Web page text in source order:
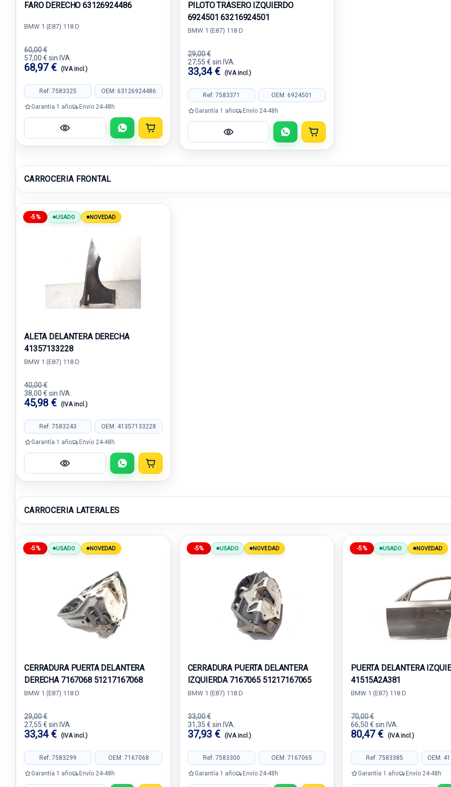
FARO DERECHO 63126924486
BMW 1 (E87) 118 D
60,00 €
57,00 € sin IVA.
68,97 € (IVA incl.)
Ref: 7583325 OEM: 63126924486
Garantía 1 año Envío 24-48h
PILOTO TRASERO IZQUIERDO
6924501 63216924501
BMW 1 (E87) 118 D
29,00 €
27,55 € sin IVA.
33,34 € (IVA incl.)
Ref: 7583371 OEM: 6924501
Garantía 1 año Envío 24-48h
CARROCERIA FRONTAL
-5% USADO NOVEDAD
ALETA DELANTERA DERECHA
41357133228
BMW 1 (E87) 118 D
40,00 €
38,00 € sin IVA.
45,98 € (IVA incl.)
Ref: 7583243 OEM: 41357133228
Garantía 1 año Envío 24-48h
CARROCERIA LATERALES
-5% USADO NOVEDAD
CERRADURA PUERTA DELANTERA
DERECHA 7167068 51217167068
BMW 1 (E87) 118 D
29,00 €
27,55 € sin IVA.
33,34 € (IVA incl.)
Ref: 7583299 OEM: 7167068
Garantía 1 año Envío 24-48h
-5% USADO NOVEDAD
CERRADURA PUERTA DELANTERA
IZQUIERDA 7167065 51217167065
BMW 1 (E87) 118 D
33,00 €
31,35 € sin IVA.
37,93 € (IVA incl.)
Ref: 7583300 OEM: 7167065
Garantía 1 año Envío 24-48h
-5% USADO NOVEDAD
PUERTA DELANTERA
41515A2A381
BMW 1 (E87) 118 D
70,00 €
66,50 € sin IVA.
80,47 € (IVA incl.)
Ref: 7583385 OEM:
Garantía 1 año Envío 24-48h